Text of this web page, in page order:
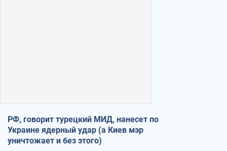
РФ, говорит турецкий МИД, нанесет по
Украине ядерный удар (а Киев мэр
уничтожает и без этого)